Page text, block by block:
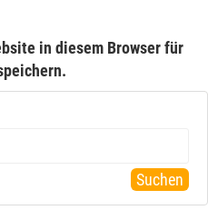
in diesem Browser für